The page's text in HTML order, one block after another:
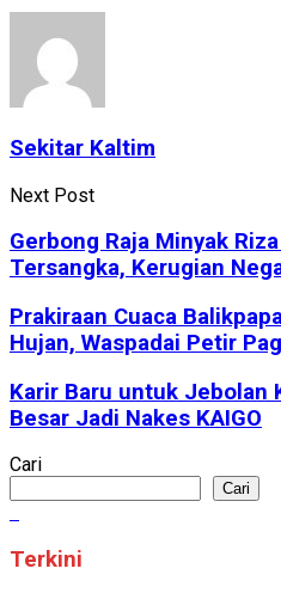
Sekitar Kaltim
Next Post
Gerbong Raja Minyak
Tersangka, Kerugian
Prakiraan Cuaca
Hujan, Waspadai Petir
Karir Baru untuk Jebolan
Besar Jadi Nakes KAIGO
Cari
Cari
Terkini